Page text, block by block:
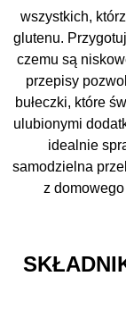
wszystkich,
glutenu.
czemu są
przepisy
bułeczki, które
ulubionymi
idealnie
samodzielna
z